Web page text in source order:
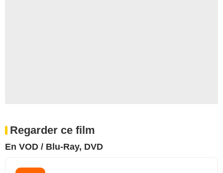
Regarder ce film
En VOD / Blu-Ray, DVD